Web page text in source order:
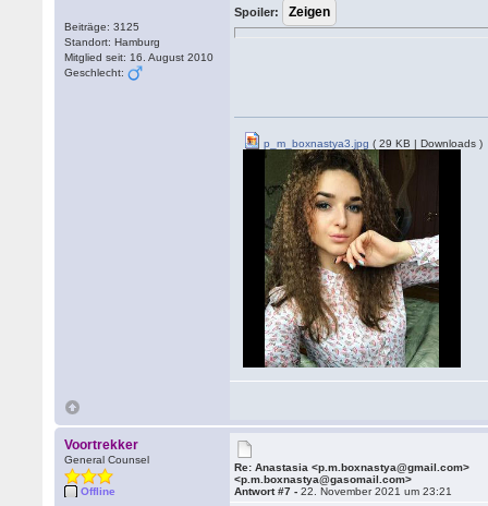
Beiträge: 3125
Standort: Hamburg
Mitglied seit: 16. August 2010
Geschlecht:
Spoiler:
p_m_boxnastya3.jpg ( 29 KB | Downloads )
Voortrekker
General Counsel
Offline
Re: Anastasia <p.m.boxnastya@gmail.com>
<p.m.boxnastya@gasomail.com>
Antwort #7 -22. November 2021 um 23:21